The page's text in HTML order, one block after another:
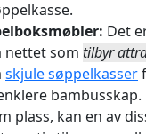
Det
nettet som tilbyr
skjule søppelkasser
bambusskap.
plass, kan en av